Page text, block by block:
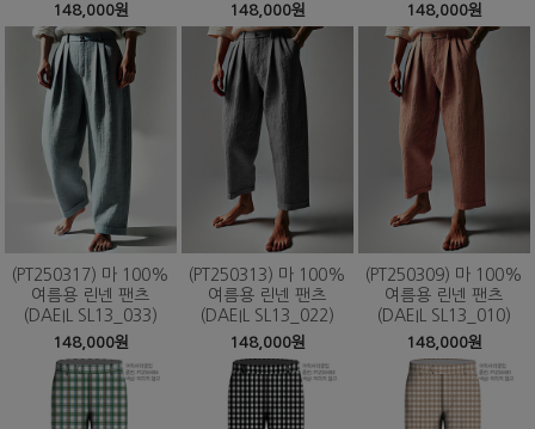
148,000원 148,000원 148,000원
(PT250317) 마 100%
여름용 린넨 팬츠
(DAEIL SL13_033)
148,000원
(PT250313) 마 100%
여름용 린넨 팬츠
(DAEIL SL13_022)
148,000원
(PT250309) 마 100%
여름용 린넨 팬츠
(DAEIL SL13_010)
148,000원